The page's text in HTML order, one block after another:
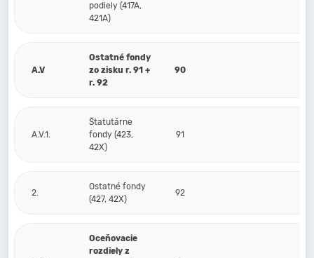
podiely (417A,
421A)
A.V
Ostatné fondy
zo zisku r. 91 +
r. 92
90
A.V.1.
Štatutárne
fondy (423,
42X)
91
2.
Ostatné fondy
(427, 42X)
92
Oceňovacie
rozdiely z